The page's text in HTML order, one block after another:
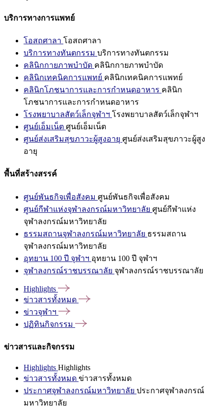
บริการทางการแพทย์
โอสถศาลา โอสถศาลา
บริการทางทันตกรรม บริการทางทันตกรรม
คลินิกกายภาพบำบัด คลินิกกายภาพบำบัด
คลินิกเทคนิคการแพทย์ คลินิกเทคนิคการแพทย์
คลินิกโภชนาการและการกำหนดอาหาร คลินิก
โภชนาการและการกำหนดอาหาร
โรงพยาบาลสัตว์เล็กจุฬาฯ โรงพยาบาลสัตว์เล็กจุฬาฯ
ศูนย์เอ็มเน็ต ศูนย์เอ็มเน็ต
ศูนย์ส่งเสริมสุขภาวะผู้สูงอายุ ศูนย์ส่งเสริมสุขภาวะผู้สูง
อายุ
พื้นที่สร้างสรรค์
ศูนย์พันธกิจเพื่อสังคม ศูนย์พันธกิจเพื่อสังคม
ศูนย์กีฬาแห่งจุฬาลงกรณ์มหาวิทยาลัย ศูนย์กีฬาแห่ง
จุฬาลงกรณ์มหาวิทยาลัย
ธรรมสถานจุฬาลงกรณ์มหาวิทยาลัย ธรรมสถาน
จุฬาลงกรณ์มหาวิทยาลัย
อุทยาน 100 ปี จุฬาฯ อุทยาน 100 ปี จุฬาฯ
จุฬาลงกรณ์ราชบรรณาลัย จุฬาลงกรณ์ราชบรรณาลัย
Highlights
ข่าวสารทั้งหมด
ข่าวจุฬาฯ
ปฏิทินกิจกรรม
ข่าวสารและกิจกรรม
Highlights Highlights
ข่าวสารทั้งหมด ข่าวสารทั้งหมด
ประกาศจุฬาลงกรณ์มหาวิทยาลัย ประกาศจุฬาลงกรณ์
มหาวิทยาลัย